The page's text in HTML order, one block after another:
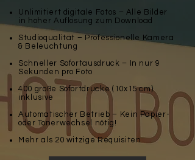
Unlimitiert digitale Fotos – Alle Bilder
in hoher Auflösung zum Download
Studioqualität – Professionelle Kamera
& Beleuchtung
Schneller Sofortausdruck – In nur 9
Sekunden pro Foto
400 große Sofortdrucke (10x15 cm)
inklusive
Automatischer Betrieb – Kein Papier-
oder Tonerwechsel nötig!
Mehr als 20 witzige Requisiten